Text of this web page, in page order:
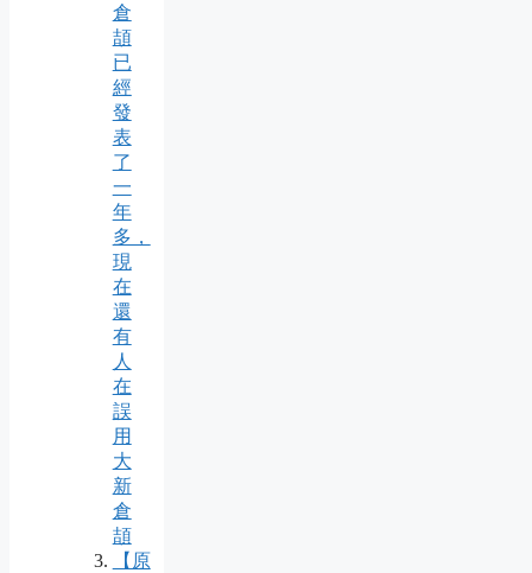
倉
頡
已
經
發
表
了
一
年
多，
現
在
還
有
人
在
誤
用
大
新
倉
頡
【原